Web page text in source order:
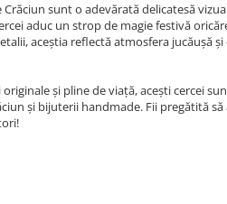
Crăciun sunt o adevărată delicatesă
aduc un strop de magie festivă
aceștia reflectă atmosfera jucăușă
și pline de viață, acești cercei
și bijuterii handmade. Fii pregătită